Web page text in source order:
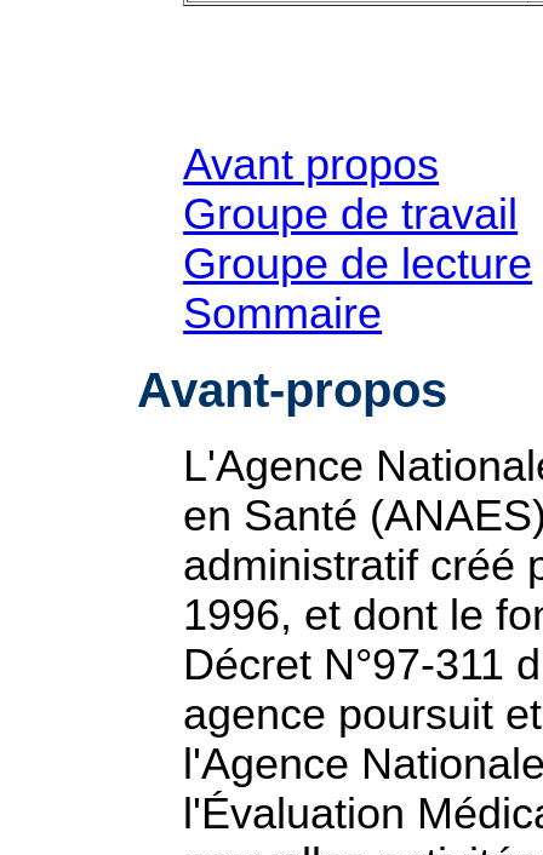
Avant propos
Groupe de travail
Groupe de lecture
Sommaire
Avant-propos
L'Agence
en Santé
administratif créé
1996, et dont le
Décret N°97-311
agence poursuit
l'Agence
l'Évaluation